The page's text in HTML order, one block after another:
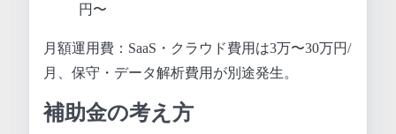
円〜
月額運用費：SaaS・クラウド費用は3万〜30万円/
月、保守・データ解析費用が別途発生。
補助金の考え方